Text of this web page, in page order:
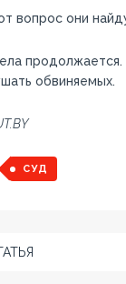
вопрос они
обвиняемых.
СУД